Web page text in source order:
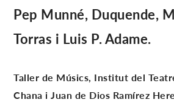
Pep Munné, Duquende,
Torras i Luis P. Adame.
Taller de Músics, Institut del
Chana i Juan de Dios Ramírez